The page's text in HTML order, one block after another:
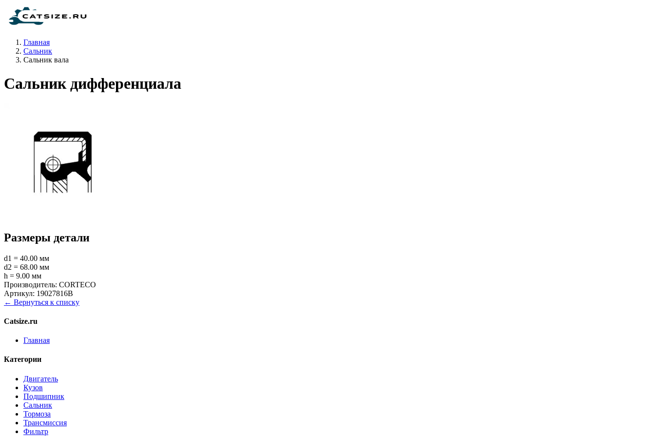
Главная
Сальник
Сальник вала
Сальник дифференциала
Размеры детали
d1 = 40.00 мм
d2 = 68.00 мм
h = 9.00 мм
Производитель: CORTECO
Артикул: 19027816B
← Вернуться к списку
Catsize.ru
Главная
Категории
Двигатель
Кузов
Подшипник
Сальник
Тормоза
Трансмиссия
Фильтр